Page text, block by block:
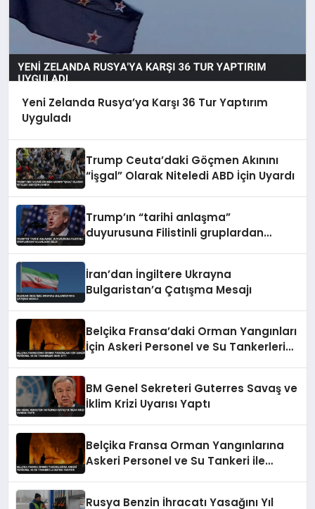
Yeni Zelanda Rusya’ya Karşı 36 Tur Yaptırım
Uyguladı
Trump Ceuta’daki Göçmen Akınını
“İşgal” Olarak Niteledi ABD İçin Uyardı
Trump’ın “tarihi anlaşma”
duyurusuna Filistinli gruplardan
İran’dan İngiltere Ukrayna
Bulgaristan’a Çatışma Mesajı
Belçika Fransa’daki Orman Yangınları
İçin Askeri Personel ve Su Tankerleri
BM Genel Sekreteri Guterres Savaş ve
İklim Krizi Uyarısı Yaptı
Belçika Fransa Orman Yangınlarına
Askeri Personel ve Su Tankeri ile
Rusya Benzin İhracatı Yasağını Yıl